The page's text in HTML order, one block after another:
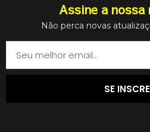
Assine a
Não perca novas
SE